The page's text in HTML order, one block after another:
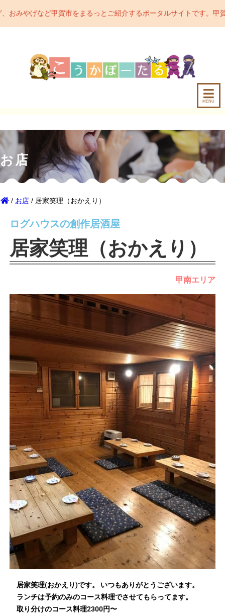
るっとご紹介するポータルサイトです。甲賀市の魅力をどんど
MENU
お店
/ お店 / 居家笑理（おかえり）
ログハウスの創作居酒屋
居家笑理（おかえり）
甲南エリア
居家笑理(おかえり)です。 いつもありがとうございます。
ランチは予約のみのコース料理でさせてもらってます。
取り分けのコース料理2300円〜